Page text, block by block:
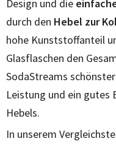
Design und die
durch den Hebel zur
hohe Kunststoffanteil
Glasflaschen den
SodaStreams
Leistung und ein gutes
Hebels.
In unserem